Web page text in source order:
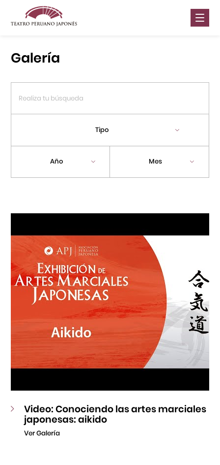
Centro Cultural Peruano Japonés
Teatro Peruano Japonés
Galería
Tipo
Año Mes
Video: Conociendo las artes marciales
japonesas: aikido
Ver Galería